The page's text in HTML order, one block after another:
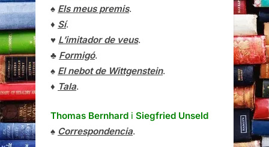
♠ Els meus premis.
♦ Sí.
♥ L’imitador de veus.
♣ Formigó.
♠ El nebot de Wittgenstein.
♦ Tala.
Thomas Bernhard i Siegfried Unseld
♠ Correspondencia.